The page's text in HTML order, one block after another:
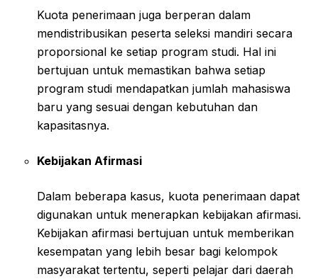
Kuota penerimaan juga berperan dalam
mendistribusikan peserta seleksi mandiri secara
proporsional ke setiap program studi. Hal ini
bertujuan untuk memastikan bahwa setiap
program studi mendapatkan jumlah mahasiswa
baru yang sesuai dengan kebutuhan dan
kapasitasnya.
Kebijakan Afirmasi
Dalam beberapa kasus, kuota penerimaan dapat
digunakan untuk menerapkan kebijakan afirmasi.
Kebijakan afirmasi bertujuan untuk memberikan
kesempatan yang lebih besar bagi kelompok
masyarakat tertentu, seperti pelajar dari daerah